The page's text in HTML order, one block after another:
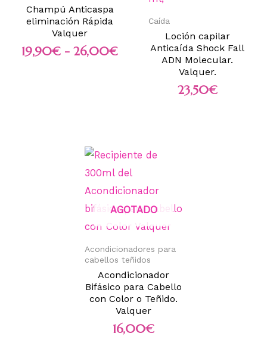
Champú Anticaspa
eliminación Rápida
Valquer
19,90€ - 26,00€
Caída
Loción capilar
Anticaída Shock Fall
ADN Molecular.
Valquer.
23,50€
AGOTADO
Acondicionadores para
cabellos teñidos
Acondicionador
Bifásico para Cabello
con Color o Teñido.
Valquer
16,00€